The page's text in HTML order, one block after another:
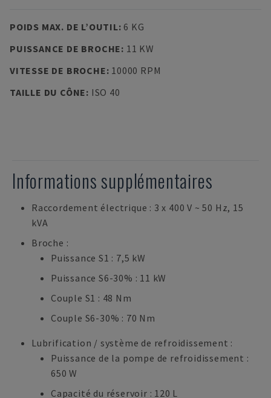
POIDS MAX. DE L’OUTIL: 6 KG
PUISSANCE DE BROCHE: 11 KW
VITESSE DE BROCHE: 10000 RPM
TAILLE DU CÔNE: ISO 40
Informations supplémentaires
Raccordement électrique : 3 x 400 V ~ 50 Hz, 15
kVA
Broche :
Puissance S1 : 7,5 kW
Puissance S6-30% : 11 kW
Couple S1 : 48 Nm
Couple S6-30% : 70 Nm
Lubrification / système de refroidissement :
Puissance de la pompe de refroidissement :
650 W
Capacité du réservoir : 120 L